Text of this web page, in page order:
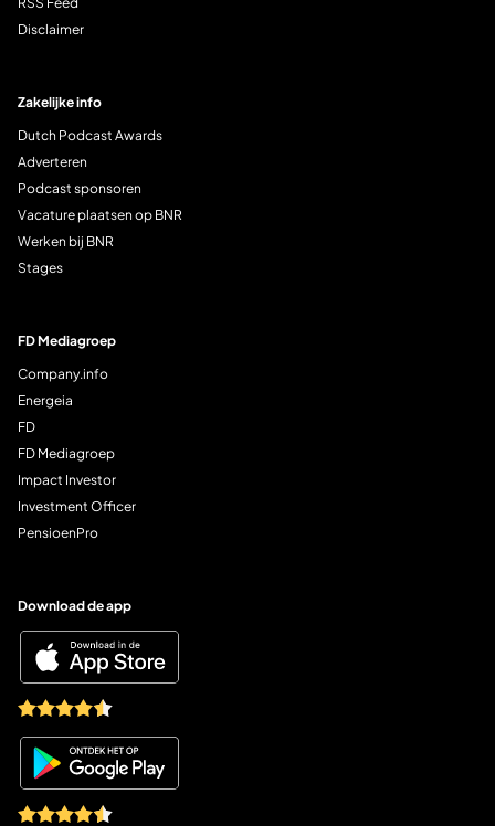
Disclaimer
Zakelijke info
Dutch Podcast Awards
Adverteren
Podcast sponsoren
Vacature plaatsen op BNR
Werken bij BNR
Stages
FD Mediagroep
Company.info
Energeia
FD
FD Mediagroep
Impact Investor
Investment Officer
PensioenPro
Download de app